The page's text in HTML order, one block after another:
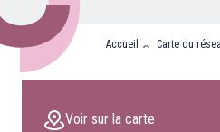
Clients professionnels
Accueil Carte du
Voir sur la carte